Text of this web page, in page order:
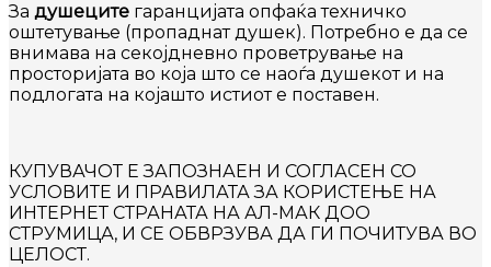
За душеците гаранцијата опфаќа техничко
оштетување (пропаднат душек). Потребно е да се
внимава на секојдневно проветрување на
просторијата во која што се наоѓа душекот и на
подлогата на којaшто истиот е поставен.
КУПУВАЧОТ Е ЗАПОЗНАЕН И СОГЛАСЕН СО
УСЛОВИТЕ И ПРАВИЛАТА ЗА КОРИСТЕЊЕ НА
ИНТЕРНЕТ СТРАНАТА НА АЛ-МАК ДОО
СТРУМИЦА, И СЕ ОБВРЗУВА ДА ГИ ПОЧИТУВА ВО
ЦЕЛОСТ.